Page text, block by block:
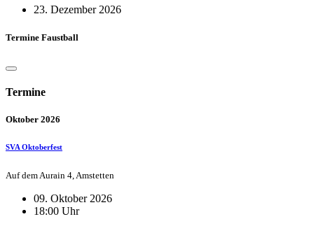
23. Dezember 2026
Termine Faustball
Termine
Oktober 2026
SVA Oktoberfest
Auf dem Aurain 4, Amstetten
09. Oktober 2026
18:00 Uhr